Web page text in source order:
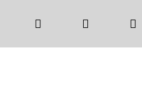
Bytové doplňky Přihlášení